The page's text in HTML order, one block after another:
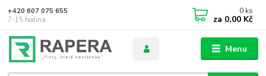
Menu
+420 607 075 655
7-15 hodina
0 ks
za 0,00 Kč